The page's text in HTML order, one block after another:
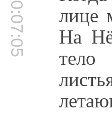
00:07:05 лице
На